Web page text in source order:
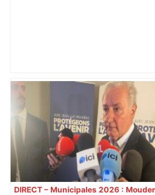
Toulouse. La Semaine du Cerveau au
Quai des Savoirs et au Muséum ​​​​​​ –
toulouseinfos.fr
DIRECT – Municipales 2026 :